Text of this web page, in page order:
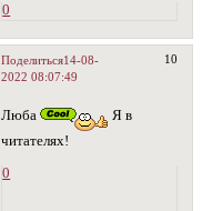
0
Поделиться 10
14-08-
2022 08:07:49
Люба
Я в
читателях!
0